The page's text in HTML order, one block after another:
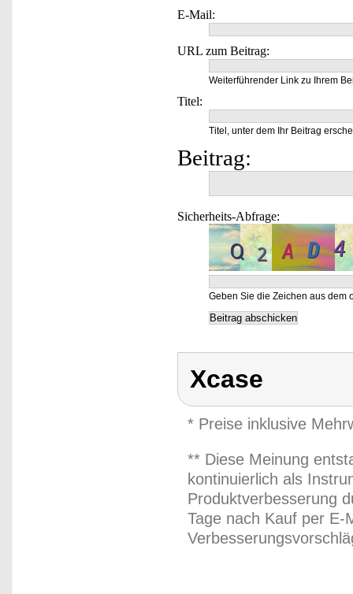
E-Mail:
URL zum Beitrag:
Weiterführender Link zu Ihrem
Titel:
Titel, unter dem Ihr Beitrag
Beitrag:
Sicherheits-Abfrage:
Geben Sie die Zeichen aus dem
Xcase
* Preise inklusive
** Diese Meinung
kontinuierlich als
Produktverbesserung
Tage nach Kauf per E-